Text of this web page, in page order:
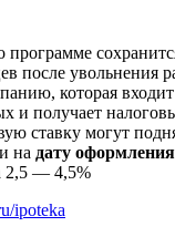
программе
после увольнения
которая
и получает
ставку могут
на дату
2,5 — 4,5%
ipoteka